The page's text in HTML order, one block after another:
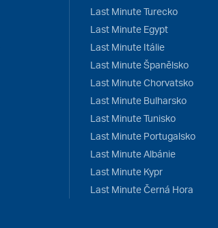
Last Minute Turecko
Last Minute Egypt
Last Minute Itálie
Last Minute Španělsko
Last Minute Chorvatsko
Last Minute Bulharsko
Last Minute Tunisko
Last Minute Portugalsko
Last Minute Albánie
Last Minute Kypr
Last Minute Černá Hora